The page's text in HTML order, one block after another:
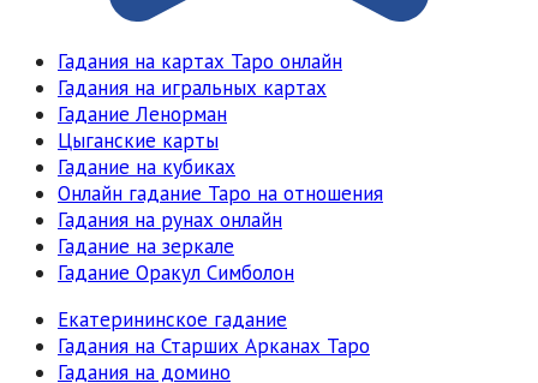
Гадания на картах Таро онлайн
Гадания на игральных картах
Гадание Ленорман
Цыганские карты
Гадание на кубиках
Онлайн гадание Таро на отношения
Гадания на рунах онлайн
Гадание на зеркале
Гадание Оракул Симболон
Екатерининское гадание
Гадания на Старших Арканах Таро
Гадания на домино